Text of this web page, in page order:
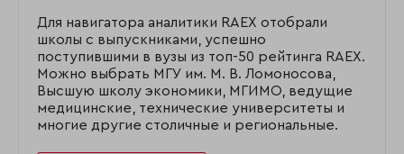
Для навигатора аналитики RAEX отобрали
школы с выпускниками, успешно
поступившими в вузы из топ-50 рейтинга RAEX.
Можно выбрать МГУ им. М. В. Ломоносова,
Высшую школу экономики, МГИМО, ведущие
медицинские, технические университеты и
многие другие столичные и региональные.